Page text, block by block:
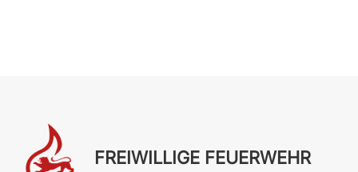
FREIWILLIGE FEUERWEHR